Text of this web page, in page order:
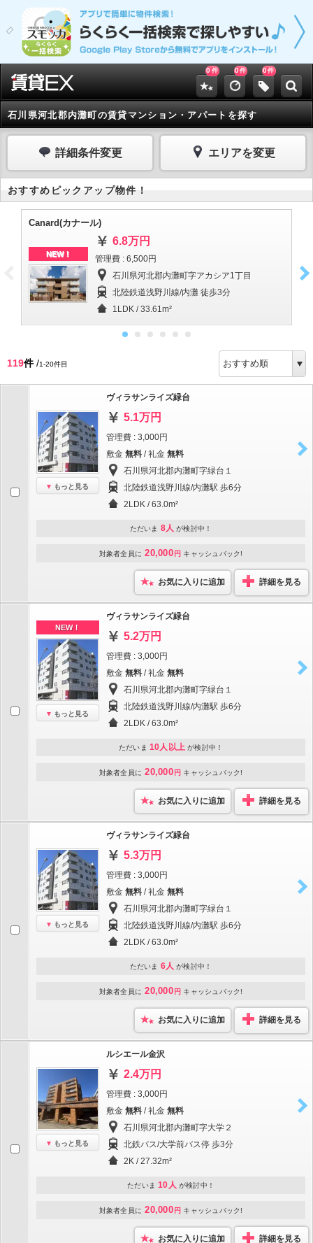
0 件 0件 0件
石川県河北郡内灘町の賃貸マンション・アパートを探す
詳細条件変更 エリアを変更
おすすめピックアップ物件！
Canard(カナール)
NEW！
6.8万円
管理費 : 6,500円
石川県河北郡内灘町字アカシア1丁目
北陸鉄道浅野川線/内灘 徒歩3分
1LDK / 33.61m²
119件/1-20件目
もっと見る
ヴィラサンライズ緑台
5.1万円
管理費 : 3,000円
敷金 無料 / 礼金 無料
石川県河北郡内灘町字緑台１
北陸鉄道浅野川線/内灘駅 歩6分
2LDK / 63.0m²
ただいま 8人 が検討中！
対象者全員に 20,000 円 キャッシュバック!
お気に入りに追加 詳細を見る
NEW！
もっと見る
ヴィラサンライズ緑台
5.2万円
管理費 : 3,000円
敷金 無料 / 礼金 無料
石川県河北郡内灘町字緑台１
北陸鉄道浅野川線/内灘駅 歩6分
2LDK / 63.0m²
ただいま 10人以上 が検討中！
対象者全員に 20,000 円 キャッシュバック!
お気に入りに追加 詳細を見る
もっと見る
ヴィラサンライズ緑台
5.3万円
管理費 : 3,000円
敷金 無料 / 礼金 無料
石川県河北郡内灘町字緑台１
北陸鉄道浅野川線/内灘駅 歩6分
2LDK / 63.0m²
ただいま 6人 が検討中！
対象者全員に 20,000 円 キャッシュバック!
お気に入りに追加 詳細を見る
もっと見る
ルシエール金沢
2.4万円
管理費 : 3,000円
敷金 無料 / 礼金 無料
石川県河北郡内灘町字大学２
北鉄バス/大学前バス停 歩3分
2K / 27.32m²
ただいま 10人 が検討中！
対象者全員に 20,000 円 キャッシュバック!
お気に入りに追加 詳細を見る